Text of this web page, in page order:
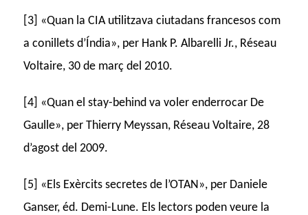
[3] «Quan la CIA utilitzava ciutadans francesos com
a conillets d’Índia», per Hank P. Albarelli Jr., Réseau
Voltaire, 30 de març del 2010.
[4] «Quan el stay-behind va voler enderrocar De
Gaulle», per Thierry Meyssan, Réseau Voltaire, 28
d’agost del 2009.
[5] «Els Exèrcits secretes de l’OTAN», per Daniele
Ganser, éd. Demi-Lune. Els lectors poden veure la